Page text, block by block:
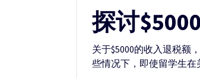
探讨
关于$5000的收入退税额
些情况下，即使留学生在